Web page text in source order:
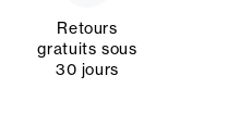
Retours
gratuits sous
30 jours